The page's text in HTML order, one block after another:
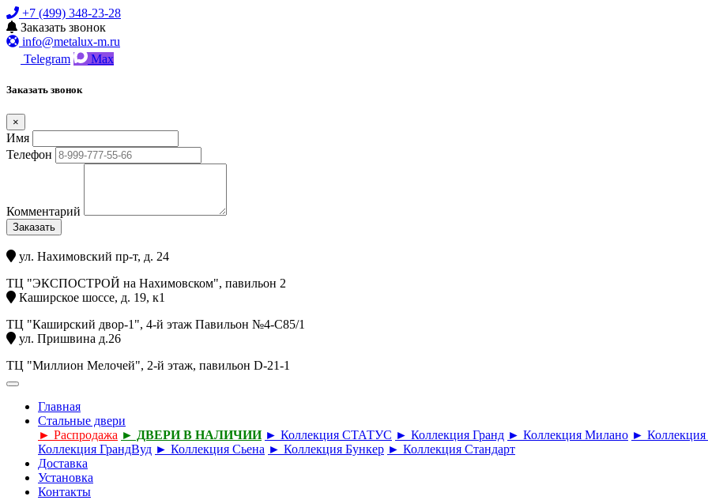
+7 (499) 348-23-28
Заказать звонок
info@metalux-m.ru
Telegram
Max
Заказать звонок
×
Имя
Телефон
Комментарий
Заказать
ул. Нахимовский пр-т, д. 24
ТЦ "ЭКСПОСТРОЙ на Нахимовском", павильон 2
Каширское шоссе, д. 19, к1
ТЦ "Каширский двор-1", 4-й этаж Павильон №4-С85/1
ул. Пришвина д.26
ТЦ "Миллион Мелочей", 2-й этаж, павильон D-21-1
Главная
Стальные двери
► Распродажа ► ДВЕРИ В НАЛИЧИИ ► Коллекция СТАТУС ► Коллекция Гранд ► Коллекция Милано ►
Коллекция ГрандВуд ► Коллекция Сьена ► Коллекция Бункер ► Коллекция Стандарт
Доставка
Установка
Контакты